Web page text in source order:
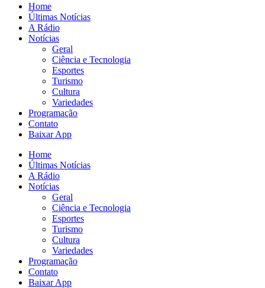
Home
Últimas Notícias
A Rádio
Notícias
Geral
Ciência e Tecnologia
Esportes
Turismo
Cultura
Variedades
Programação
Contato
Baixar App
Home
Últimas Notícias
A Rádio
Notícias
Geral
Ciência e Tecnologia
Esportes
Turismo
Cultura
Variedades
Programação
Contato
Baixar App